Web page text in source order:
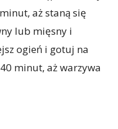
aż staną się
lub mięsny i
ogień i gotuj na
minut, aż warzywa